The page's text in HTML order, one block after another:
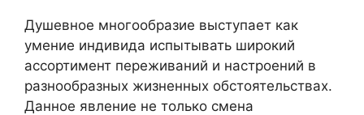
Душевное многообразие выступает как
умение индивида испытывать широкий
ассортимент переживаний и настроений в
разнообразных жизненных обстоятельствах.
Данное явление не только смена